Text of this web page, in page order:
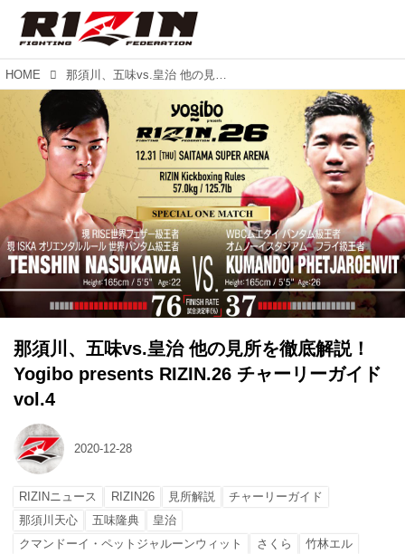
HOME 那須川、五味vs.皇治 他の見所を徹底解説！Yogibo presents RIZIN.26 チャーリーガイド vol.4
那須川、五味vs.皇治 他の見所を徹底解説！
Yogibo presents RIZIN.26 チャーリーガイド
vol.4
2020-12-28
RIZINニュース RIZIN26 見所解説
チャーリーガイド
那須川天心
五味隆典
皇治
クマンドーイ・ペットジャルーンウィット
さくら 竹林エル